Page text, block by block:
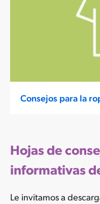
Consejos para la
Hojas de
informativas
Le invitamos a